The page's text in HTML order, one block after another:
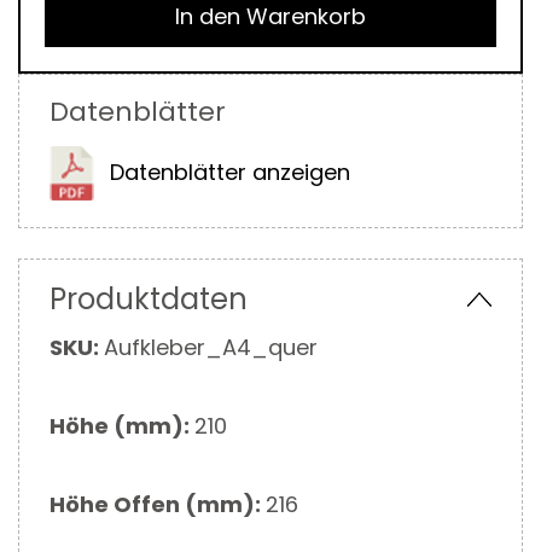
In den Warenkorb
Datenblätter
Datenblätter anzeigen
Produktdaten
Mehr
SKU: Aufkleber_A4_quer
Höhe (mm): 210
Höhe Offen (mm): 216